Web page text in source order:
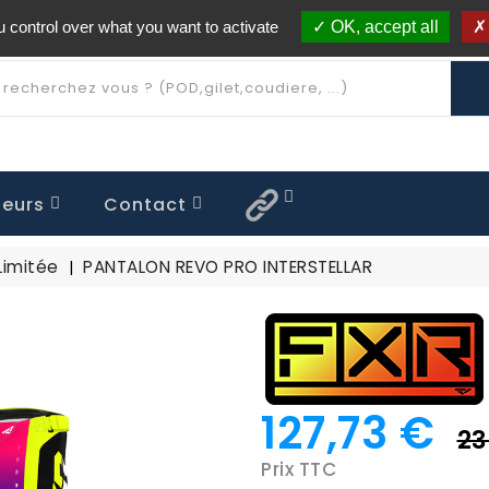
Livraison offerte à partir de 250€ d'achat (*)
Contact
PANTALON REVO PRO INTERSTELLAR
127,73 €
Prix TTC
over what you want to activate OK, accept all